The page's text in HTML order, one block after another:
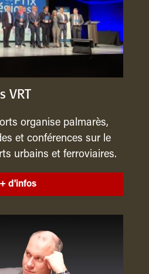
VRT
organise palmarès,
et conférences sur le
urbains et ferroviaires.
+ d'infos